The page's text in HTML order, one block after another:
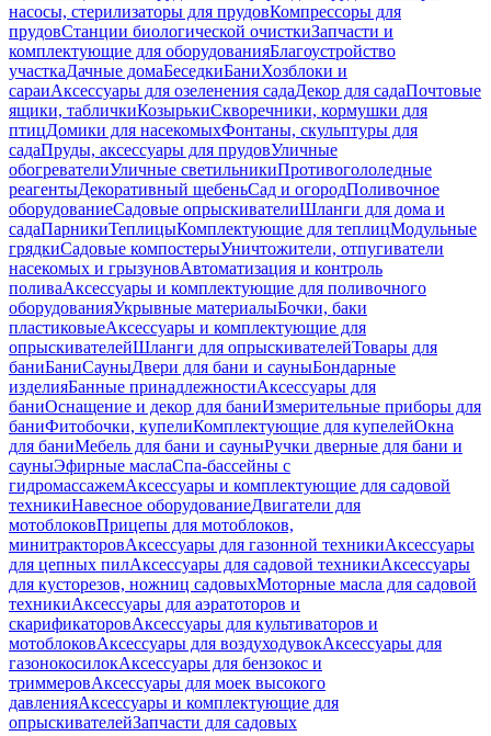
насосы, стерилизаторы для прудовКомпрессоры для
прудовСтанции биологической очисткиЗапчасти и
комплектующие для оборудованияБлагоустройство
участкаДачные домаБеседкиБаниХозблоки и
сараиАксессуары для озеленения садаДекор для садаПочтовые
ящики, табличкиКозырькиСкворечники, кормушки для
птицДомики для насекомыхФонтаны, скульптуры для
садаПруды, аксессуары для прудовУличные
обогревателиУличные светильникиПротивогололедные
реагентыДекоративный щебеньСад и огородПоливочное
оборудованиеСадовые опрыскивателиШланги для дома и
садаПарникиТеплицыКомплектующие для теплицМодульные
грядкиСадовые компостерыУничтожители, отпугиватели
насекомых и грызуновАвтоматизация и контроль
поливаАксессуары и комплектующие для поливочного
оборудованияУкрывные материалыБочки, баки
пластиковыеАксессуары и комплектующие для
опрыскивателейШланги для опрыскивателейТовары для
баниБаниСауныДвери для бани и сауныБондарные
изделияБанные принадлежностиАксессуары для
баниОснащение и декор для баниИзмерительные приборы для
баниФитобочки, купелиКомплектующие для купелейОкна
для баниМебель для бани и сауныРучки дверные для бани и
сауныЭфирные маслаСпа-бассейны с
гидромассажемАксессуары и комплектующие для садовой
техникиНавесное оборудованиеДвигатели для
мотоблоковПрицепы для мотоблоков,
минитракторовАксессуары для газонной техникиАксессуары
для цепных пилАксессуары для садовой техникиАксессуары
для кусторезов, ножниц садовыхМоторные масла для садовой
техникиАксессуары для аэратоторов и
скарификаторовАксессуары для культиваторов и
мотоблоковАксессуары для воздуходувокАксессуары для
газонокосилокАксессуары для бензокос и
триммеровАксессуары для моек высокого
давленияАксессуары и комплектующие для
опрыскивателейЗапчасти для садовых